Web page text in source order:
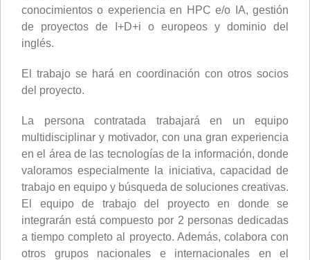
conocimientos o experiencia en HPC e/o IA, gestión
de proyectos de I+D+i o europeos y dominio del
inglés.
El trabajo se hará en coordinación con otros socios
del proyecto.
La persona contratada trabajará en un equipo
multidisciplinar y motivador, con una gran experiencia
en el área de las tecnologías de la información, donde
valoramos especialmente la iniciativa, capacidad de
trabajo en equipo y búsqueda de soluciones creativas.
El equipo de trabajo del proyecto en donde se
integrarán está compuesto por 2 personas dedicadas
a tiempo completo al proyecto. Además, colabora con
otros grupos nacionales e internacionales en el